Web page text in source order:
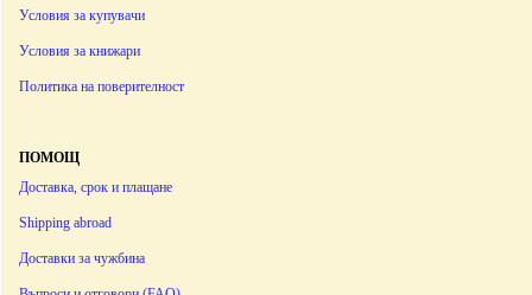
Условия за купувачи
Условия за книжари
Политика на поверителност
ПОМОЩ
Доставка, срок и плащане
Shipping abroad
Доставки за чужбина